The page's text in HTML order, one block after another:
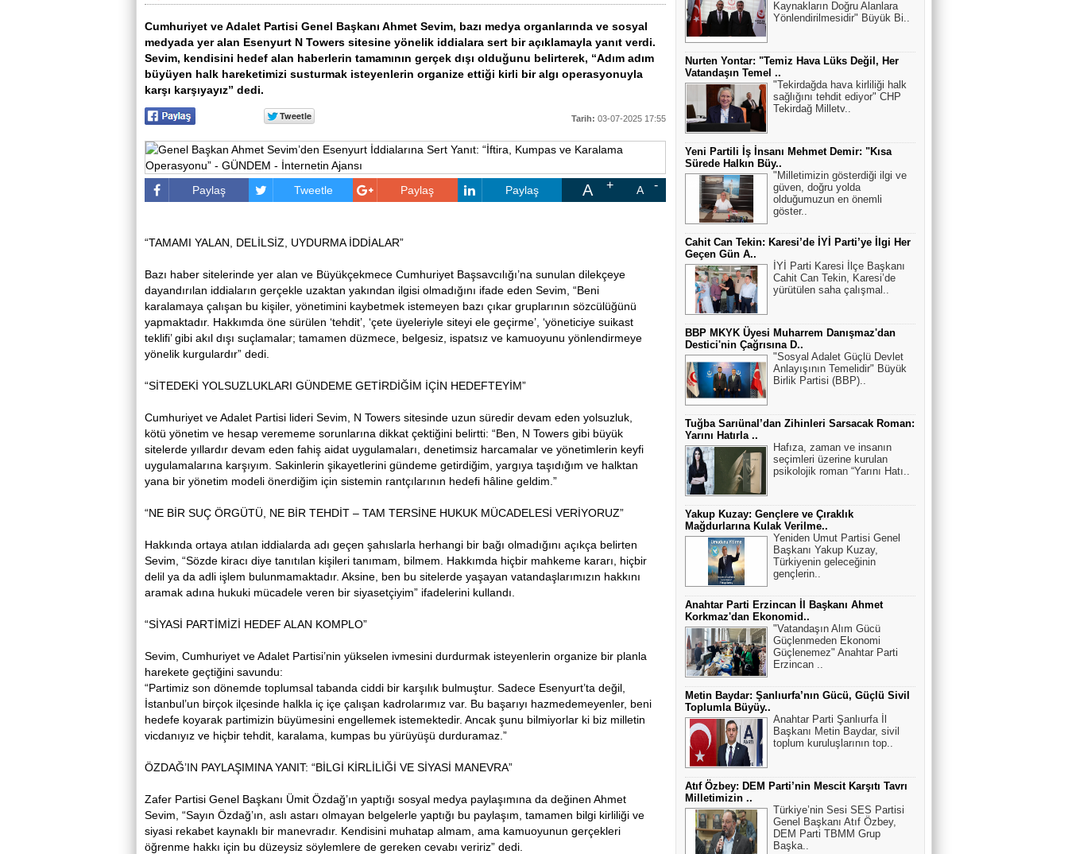
Cumhuriyet ve Adalet Partisi Genel Başkanı Ahmet Sevim, bazı medya organlarında ve sosyal
medyada yer alan Esenyurt N Towers sitesine yönelik iddialara sert bir açıklamayla yanıt verdi.
Sevim, kendisini hedef alan haberlerin tamamının gerçek dışı olduğunu belirterek, “Adım adım
büyüyen halk hareketimizi susturmak isteyenlerin organize ettiği kirli bir algı operasyonuyla
karşı karşıyayız” dedi.
Tarih: 03-07-2025 17:55
Paylaş Tweetle Paylaş Paylaş A A
“TAMAMI YALAN, DELİLSİZ, UYDURMA İDDİALAR”
Bazı haber sitelerinde yer alan ve Büyükçekmece Cumhuriyet Başsavcılığı’na sunulan dilekçeye
dayandırılan iddiaların gerçekle uzaktan yakından ilgisi olmadığını ifade eden Sevim, “Beni
karalamaya çalışan bu kişiler, yönetimini kaybetmek istemeyen bazı çıkar gruplarının sözcülüğünü
yapmaktadır. Hakkımda öne sürülen ‘tehdit’, ‘çete üyeleriyle siteyi ele geçirme’, ‘yöneticiye suikast
teklifi’ gibi akıl dışı suçlamalar; tamamen düzmece, belgesiz, ispatsız ve kamuoyunu yönlendirmeye
yönelik kurgulardır” dedi.
“SİTEDEKİ YOLSUZLUKLARI GÜNDEME GETİRDİĞİM İÇİN HEDEFTEYİM”
Cumhuriyet ve Adalet Partisi lideri Sevim, N Towers sitesinde uzun süredir devam eden yolsuzluk,
kötü yönetim ve hesap verememe sorunlarına dikkat çektiğini belirtti: “Ben, N Towers gibi büyük
sitelerde yıllardır devam eden fahiş aidat uygulamaları, denetimsiz harcamalar ve yönetimlerin keyfi
uygulamalarına karşıyım. Sakinlerin şikayetlerini gündeme getirdiğim, yargıya taşıdığım ve halktan
yana bir yönetim modeli önerdiğim için sistemin rantçılarının hedefi hâline geldim.”
“NE BİR SUÇ ÖRGÜTÜ, NE BİR TEHDİT – TAM TERSİNE HUKUK MÜCADELESİ VERİYORUZ”
Hakkında ortaya atılan iddialarda adı geçen şahıslarla herhangi bir bağı olmadığını açıkça belirten
Sevim, “Sözde kiracı diye tanıtılan kişileri tanımam, bilmem. Hakkımda hiçbir mahkeme kararı, hiçbir
delil ya da adli işlem bulunmamaktadır. Aksine, ben bu sitelerde yaşayan vatandaşlarımızın hakkını
aramak adına hukuki mücadele veren bir siyasetçiyim” ifadelerini kullandı.
“SİYASİ PARTİMİZİ HEDEF ALAN KOMPLO”
Sevim, Cumhuriyet ve Adalet Partisi’nin yükselen ivmesini durdurmak isteyenlerin organize bir planla
harekete geçtiğini savundu:
“Partimiz son dönemde toplumsal tabanda ciddi bir karşılık bulmuştur. Sadece Esenyurt’ta değil,
İstanbul’un birçok ilçesinde halkla iç içe çalışan kadrolarımız var. Bu başarıyı hazmedemeyenler, beni
hedefe koyarak partimizin büyümesini engellemek istemektedir. Ancak şunu bilmiyorlar ki biz milletin
vicdanıyız ve hiçbir tehdit, karalama, kumpas bu yürüyüşü durduramaz.”
ÖZDAĞ’IN PAYLAŞIMINA YANIT: “BİLGİ KİRLİLİĞİ VE SİYASİ MANEVRA”
Zafer Partisi Genel Başkanı Ümit Özdağ’ın yaptığı sosyal medya paylaşımına da değinen Ahmet
Sevim, “Sayın Özdağ’ın, aslı astarı olmayan belgelerle yaptığı bu paylaşım, tamamen bilgi kirliliği ve
siyasi rekabet kaynaklı bir manevradır. Kendisini muhatap almam, ama kamuoyunun gerçekleri
öğrenme hakkı için bu düzeysiz söylemlere de gereken cevabı veririz” dedi.
Kaynakların Doğru Alanlara
Yönlendirilmesidir" Büyük Bi..
Nurten Yontar: "Temiz Hava Lüks Değil, Her
Vatandaşın Temel ..
"Tekirdağda hava kirliliği halk
sağlığını tehdit ediyor" CHP
Tekirdağ Milletv..
Yeni Partili İş İnsanı Mehmet Demir: "Kısa
Sürede Halkın Büy..
"Milletimizin gösterdiği ilgi ve
güven, doğru yolda
olduğumuzun en önemli
göster..
Cahit Can Tekin: Karesi’de İYİ Parti’ye İlgi Her
Geçen Gün A..
İYİ Parti Karesi İlçe Başkanı
Cahit Can Tekin, Karesi’de
yürütülen saha çalışmal..
BBP MKYK Üyesi Muharrem Danışmaz'dan
Destici'nin Çağrısına D..
"Sosyal Adalet Güçlü Devlet
Anlayışının Temelidir" Büyük
Birlik Partisi (BBP)..
Tuğba Sarıünal’dan Zihinleri Sarsacak Roman:
Yarını Hatırla ..
Hafıza, zaman ve insanın
seçimleri üzerine kurulan
psikolojik roman “Yarını Hatı..
Yakup Kuzay: Gençlere ve Çıraklık
Mağdurlarına Kulak Verilme..
Yeniden Umut Partisi Genel
Başkanı Yakup Kuzay,
Türkiyenin geleceğinin
gençlerin..
Anahtar Parti Erzincan İl Başkanı Ahmet
Korkmaz'dan Ekonomid..
"Vatandaşın Alım Gücü
Güçlenmeden Ekonomi
Güçlenemez" Anahtar Parti
Erzincan ..
Metin Baydar: Şanlıurfa’nın Gücü, Güçlü Sivil
Toplumla Büyüy..
Anahtar Parti Şanlıurfa İl
Başkanı Metin Baydar, sivil
toplum kuruluşlarının top..
Atıf Özbey: DEM Parti’nin Mescit Karşıtı Tavrı
Milletimizin ..
Türkiye’nin Sesi SES Partisi
Genel Başkanı Atıf Özbey,
DEM Parti TBMM Grup
Başka..